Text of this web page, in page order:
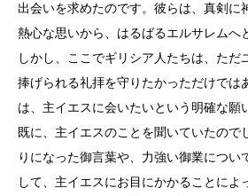
出会いを求めたのです。彼らは、真剣に
熱心な思いから、はるばるエルサレムへ
しかし、ここでギリシア人たちは、ただ
捧げられる礼拝を守りたかっただけでは
は、主イエスに会いたいという明確な願
既に、主イエスのことを聞いていたので
りになった御言葉や、力強い御業につい
して、主イエスにお目にかかることによ